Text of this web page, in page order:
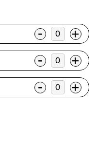
- +
- +
- +